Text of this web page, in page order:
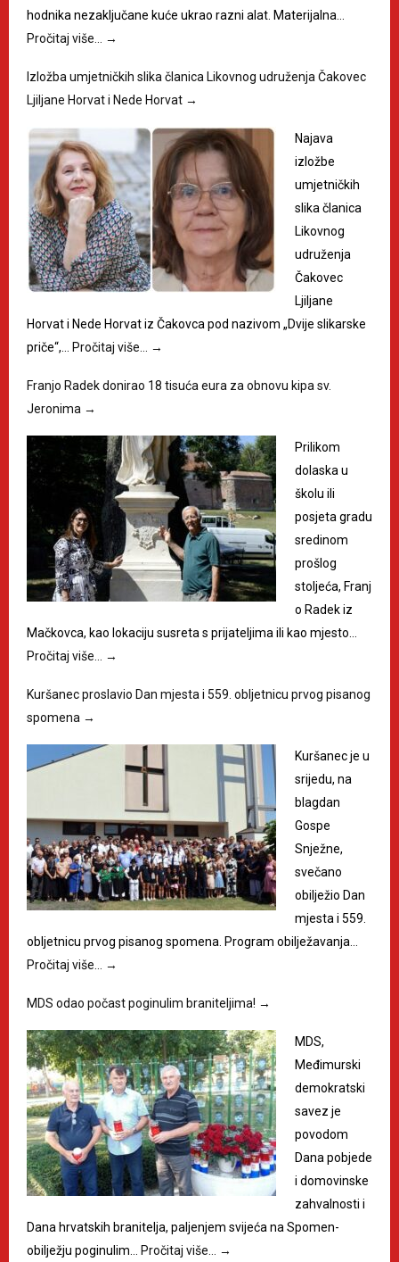
hodnika nezaključane kuće ukrao razni alat. Materijalna…
Pročitaj više…
→
Izložba umjetničkih slika članica Likovnog udruženja Čakovec
Ljiljane Horvat i Nede Horvat →
Najava
izložbe
umjetničkih
slika članica
Likovnog
udruženja
Čakovec
Ljiljane
Horvat i Nede Horvat iz Čakovca pod nazivom „Dvije slikarske
priče“,…
Pročitaj više… →
Franjo Radek donirao 18 tisuća eura za obnovu kipa sv.
Jeronima →
Prilikom
dolaska u
školu ili
posjeta gradu
sredinom
prošlog
stoljeća, Franj
o Radek iz
Mačkovca, kao lokaciju susreta s prijateljima ili kao mjesto…
Pročitaj više…
→
Kuršanec proslavio Dan mjesta i 559. obljetnicu prvog pisanog
spomena →
Kuršanec je u
srijedu, na
blagdan
Gospe
Snježne,
svečano
obilježio Dan
mjesta i 559.
obljetnicu prvog pisanog spomena. Program obilježavanja…
Pročitaj više…
→
MDS odao počast poginulim braniteljima! →
MDS,
Međimurski
demokratski
savez je
povodom
Dana pobjede
i domovinske
zahvalnosti i
Dana hrvatskih branitelja, paljenjem svijeća na Spomen-
obilježju poginulim…
Pročitaj više… →